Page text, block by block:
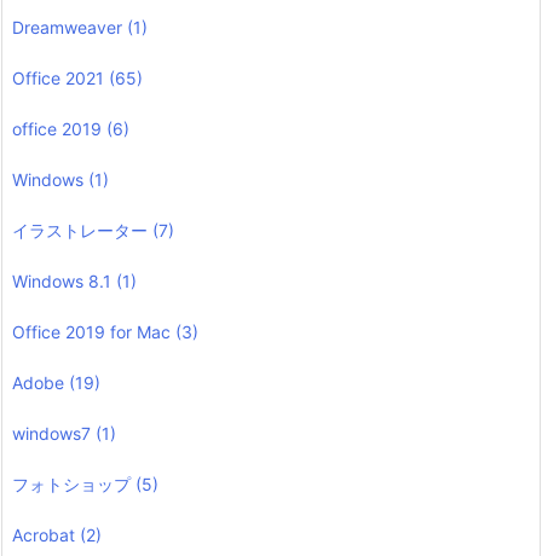
Dreamweaver (1)
Office 2021 (65)
office 2019 (6)
Windows (1)
イラストレーター (7)
Windows 8.1 (1)
Office 2019 for Mac (3)
Adobe (19)
windows7 (1)
フォトショップ (5)
Acrobat (2)